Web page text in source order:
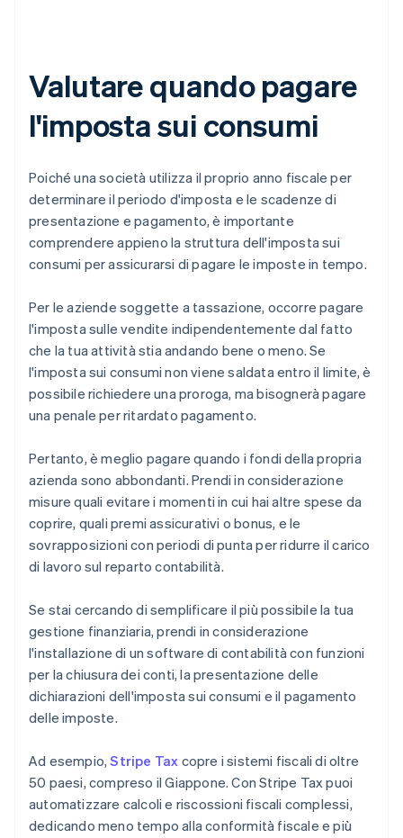
Valutare quando pagare
l'imposta sui consumi
Poiché una società utilizza il proprio anno fiscale per
determinare il periodo d'imposta e le scadenze di
presentazione e pagamento, è importante
comprendere appieno la struttura dell'imposta sui
consumi per assicurarsi di pagare le imposte in tempo.
Per le aziende soggette a tassazione, occorre pagare
l'imposta sulle vendite indipendentemente dal fatto
che la tua attività stia andando bene o meno. Se
l'imposta sui consumi non viene saldata entro il limite, è
possibile richiedere una proroga, ma bisognerà pagare
una penale per ritardato pagamento.
Pertanto, è meglio pagare quando i fondi della propria
azienda sono abbondanti. Prendi in considerazione
misure quali evitare i momenti in cui hai altre spese da
coprire, quali premi assicurativi o bonus, e le
sovrapposizioni con periodi di punta per ridurre il carico
di lavoro sul reparto contabilità.
Se stai cercando di semplificare il più possibile la tua
gestione finanziaria, prendi in considerazione
l'installazione di un software di contabilità con funzioni
per la chiusura dei conti, la presentazione delle
dichiarazioni dell'imposta sui consumi e il pagamento
delle imposte.
Ad esempio,Stripe Tax copre i sistemi fiscali di oltre
50 paesi, compreso il Giappone. Con Stripe Tax puoi
automatizzare calcoli e riscossioni fiscali complessi,
dedicando meno tempo alla conformità fiscale e più